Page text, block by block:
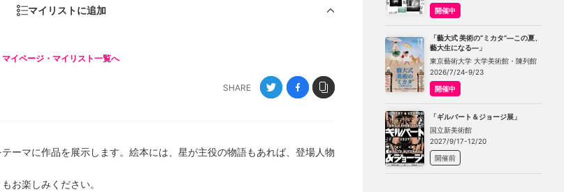
マイリストに追加
マイページ・マイリスト一覧へ
SHARE
ーマに作品を展示します。絵本には、星が主役の物語もあれば、登場人物
お楽しみください。
開催中
「藝大式 美術の“ミカタ”―この夏、
藝大生になる―」
東京藝術大学 大学美術館・陳列館
2026/7/24-9/23
開催中
「ギルバート＆ジョージ展」
国立新美術館
2027/9/17-12/20
開催前